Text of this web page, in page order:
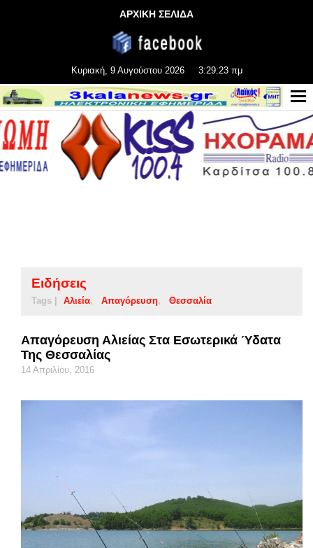
ΑΡΧΙΚΗ ΣΕΛΙΔΑ
Κυριακή, 9 Αυγούστου 2026 3:29:23 πμ
Ειδήσεις
Tags | Αλιεία Απαγόρευση Θεσσαλία
Απαγόρευση Αλιείας Στα Εσωτερικά Ύδατα
Της Θεσσαλίας
14 Απριλίου, 2016